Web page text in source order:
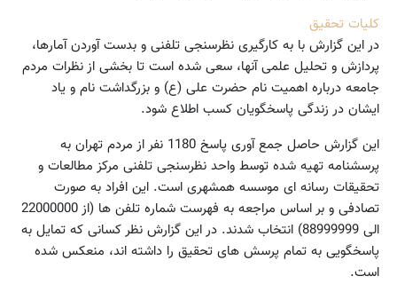
کلیات تحقیق
در این گزارش با به کارگیری نظرسنجی تلفنی و بدست آوردن آمارها،
پردازش و تحلیل علمی آنها، سعی شده است تا بخشی از نظرات مردم
جامعه درباره اهمیت نام حضرت علی (ع) و بزرگداشت نام و یاد
ایشان در زندگی پاسخگویان کسب اطلاع شود.
این گزارش حاصل جمع آوری پاسخ 1180 نفر از مردم تهران به
پرسشنامه تهیه شده توسط واحد نظرسنجی تلفنی مرکز مطالعات و
تحقیقات رسانه ای موسسه همشهری است. این افراد به صورت
تصادفی و بر اساس مراجعه به فهرست شماره تلفن ها (از 22000000
الی 88999999) انتخاب شدند. در این گزارش نظر کسانی که تمایل به
پاسخگویی به تمام پرسش های تحقیق را داشته اند، منعکس شده
است.